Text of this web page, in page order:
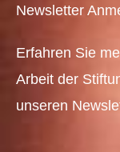
Newsletter
Erfahren Sie
Arbeit der
unseren